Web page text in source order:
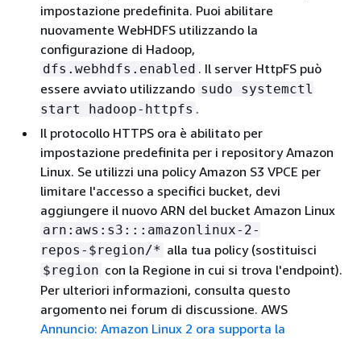
impostazione predefinita. Puoi abilitare
nuovamente WebHDFS utilizzando la
configurazione di Hadoop,
dfs.webhdfs.enabled . Il server HttpFS può
essere avviato utilizzando sudo systemctl
start hadoop-httpfs .
Il protocollo HTTPS ora è abilitato per
impostazione predefinita per i repository Amazon
Linux. Se utilizzi una policy Amazon S3 VPCE per
limitare l'accesso a specifici bucket, devi
aggiungere il nuovo ARN del bucket Amazon Linux
arn:aws:s3:::amazonlinux-2-
repos-$region/* alla tua policy (sostituisci
$region con la Regione in cui si trova l'endpoint).
Per ulteriori informazioni, consulta questo
argomento nei forum di discussione. AWS
Annuncio: Amazon Linux 2 ora supporta la